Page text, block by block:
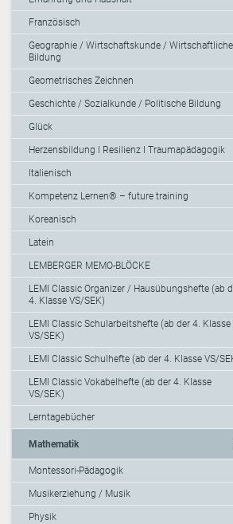
Französisch
Geographie / Wirtschaftskunde / Wirtschaftliche
Bildung
Geometrisches Zeichnen
Geschichte / Sozialkunde / Politische Bildung
Glück
Herzensbildung I Resilienz I Traumapädagogik
Italienisch
Kompetenz Lernen® – future training
Koreanisch
Latein
LEMBERGER MEMO-BLÖCKE
LEMI Classic Organizer / Hausübungshefte (ab
4. Klasse VS/SEK)
LEMI Classic Schularbeitshefte (ab der 4. Klasse
VS/SEK)
LEMI Classic Schulhefte (ab der 4. Klasse VS/
LEMI Classic Vokabelhefte (ab der 4. Klasse
VS/SEK)
Lerntagebücher
Mathematik
Montessori-Pädagogik
Musikerziehung / Musik
Physik